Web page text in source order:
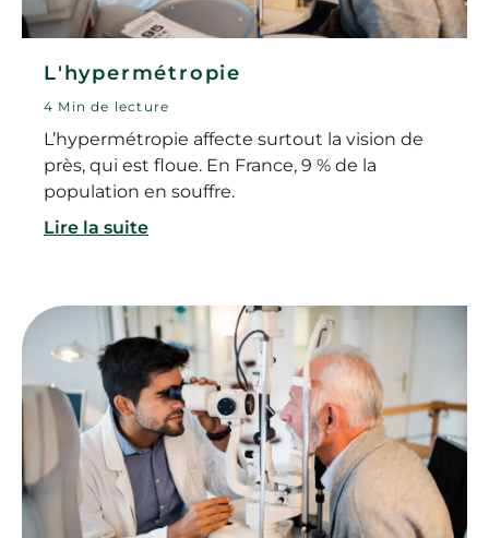
L'hypermétropie
4 Min de lecture
L’hypermétropie affecte surtout la vision de
près, qui est floue. En France, 9 % de la
population en souffre.
Lire la suite